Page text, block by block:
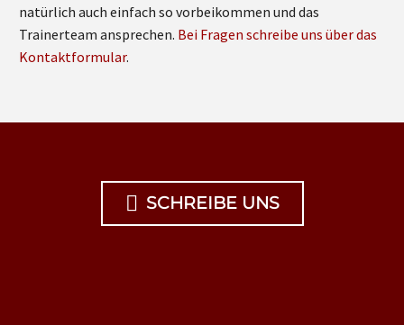
natürlich auch einfach so vorbeikommen und das
Trainerteam ansprechen. Bei Fragen schreibe uns über das
Kontaktformular.
 SCHREIBE UNS